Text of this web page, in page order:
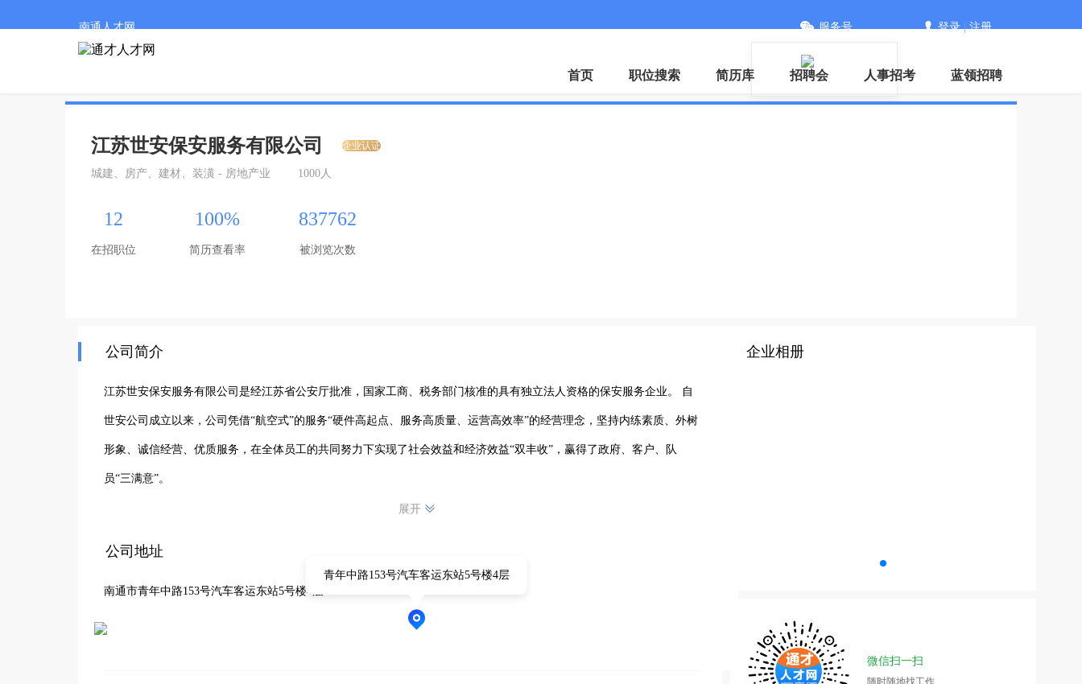
南通人才网
微信
服务号 登录|注册
首页 职位搜索 简历库 招聘会 人事招考 蓝领招聘
江苏世安保安服务有限公司 企业认证
城建、房产、建材、装潢 - 房地产业 1000人
12
在招职位
100%
简历查看率
837762
被浏览次数
公司简介
江苏世安保安服务有限公司是经江苏省公安厅批准，国家工商、税务部门核准的具有独立法人资格的保安服务企业。 自
世安公司成立以来，公司凭借“航空式”的服务“硬件高起点、服务高质量、运营高效率”的经营理念，坚持内练素质、外树
形象、诚信经营、优质服务，在全体员工的共同努力下实现了社会效益和经济效益“双丰收”，赢得了政府、客户、队
员“三满意”。
展开
公司地址
南通市青年中路153号汽车客运东站5号楼4层
青年中路153号汽车客运东站5号楼4层
企业相册
微信扫一扫
随时随地找工作